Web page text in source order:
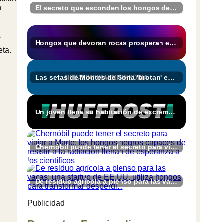
El secreto que esconden los hongos después de la lluvia
Hongos que devoran rocas prosperan en las profundidades de la Tierra
Las setas de Montes de Soria 'brotan' en Boós gracias a MICOhábitats - Heraldo-Diario de Soria
Un joven llena su habitación de excrementos para grabar los hongos que crecen en ellos: "Tengo un compañero de piso muy comprensivo"
Chernóbil puede tener el secreto para viajar a Marte: los hongos negros capaces de resistir a la radiación llenan de esperanza a los científicos
De residuo agrícola a pienso para las vacas: una startup de EE.UU. utiliza hongos para transformar desperdi...
Publicidad